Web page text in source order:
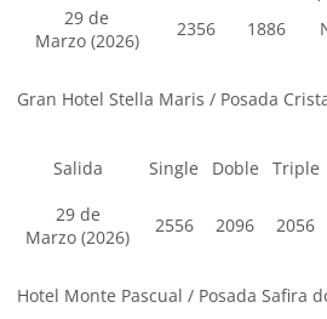
29 de
Marzo (2026)
2356 1886
Gran Hotel Stella Maris / Posada
Salida Single Doble Triple
29 de
Marzo (2026)
2556 2096 2056
Hotel Monte Pascual / Posada Safira